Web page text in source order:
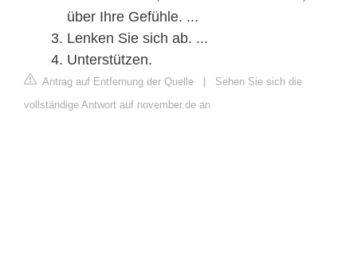
über Ihre Gefühle. ...
Lenken Sie sich ab. ...
Unterstützen.
Antrag auf Entfernung der Quelle | Sehen Sie sich die
vollständige Antwort auf november.de an